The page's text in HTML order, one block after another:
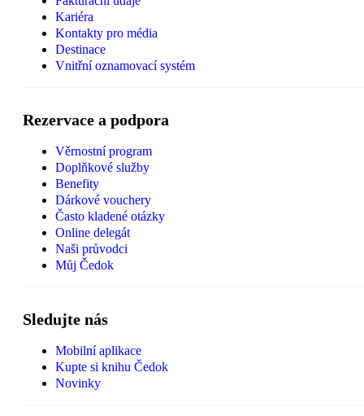
Kariéra
Kontakty pro média
Destinace
Vnitřní oznamovací systém
Rezervace a podpora
Věrnostní program
Doplňkové služby
Benefity
Dárkové vouchery
Často kladené otázky
Online delegát
Naši průvodci
Můj Čedok
Sledujte nás
Mobilní aplikace
Kupte si knihu Čedok
Novinky